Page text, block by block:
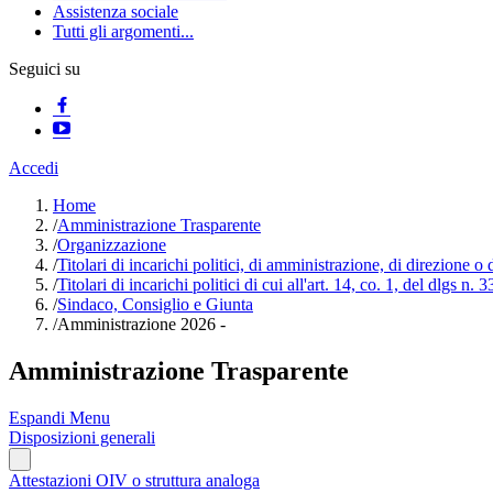
Assistenza sociale
Tutti gli argomenti...
Seguici su
Accedi
Home
/Amministrazione Trasparente
/Organizzazione
/Titolari di incarichi politici, di amministrazione, di direzione o
/Titolari di incarichi politici di cui all'art. 14, co. 1, del dlgs n.
/Sindaco, Consiglio e Giunta
/Amministrazione 2026 -
Amministrazione Trasparente
Espandi Menu
Disposizioni generali
Attestazioni OIV o struttura analoga